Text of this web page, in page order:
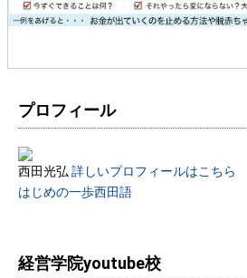
プロフィール
西田光弘 詳しいプロフィールはこちら
はじめの一歩西田語
経営学院youtube校